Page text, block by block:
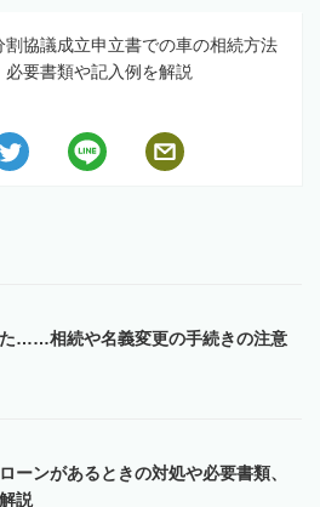
割協議成立申立書での車の相続方法
要書類や記入例を解説
……相続や名義変更の手続きの注意
ーンがあるときの対処や必要書類、
説